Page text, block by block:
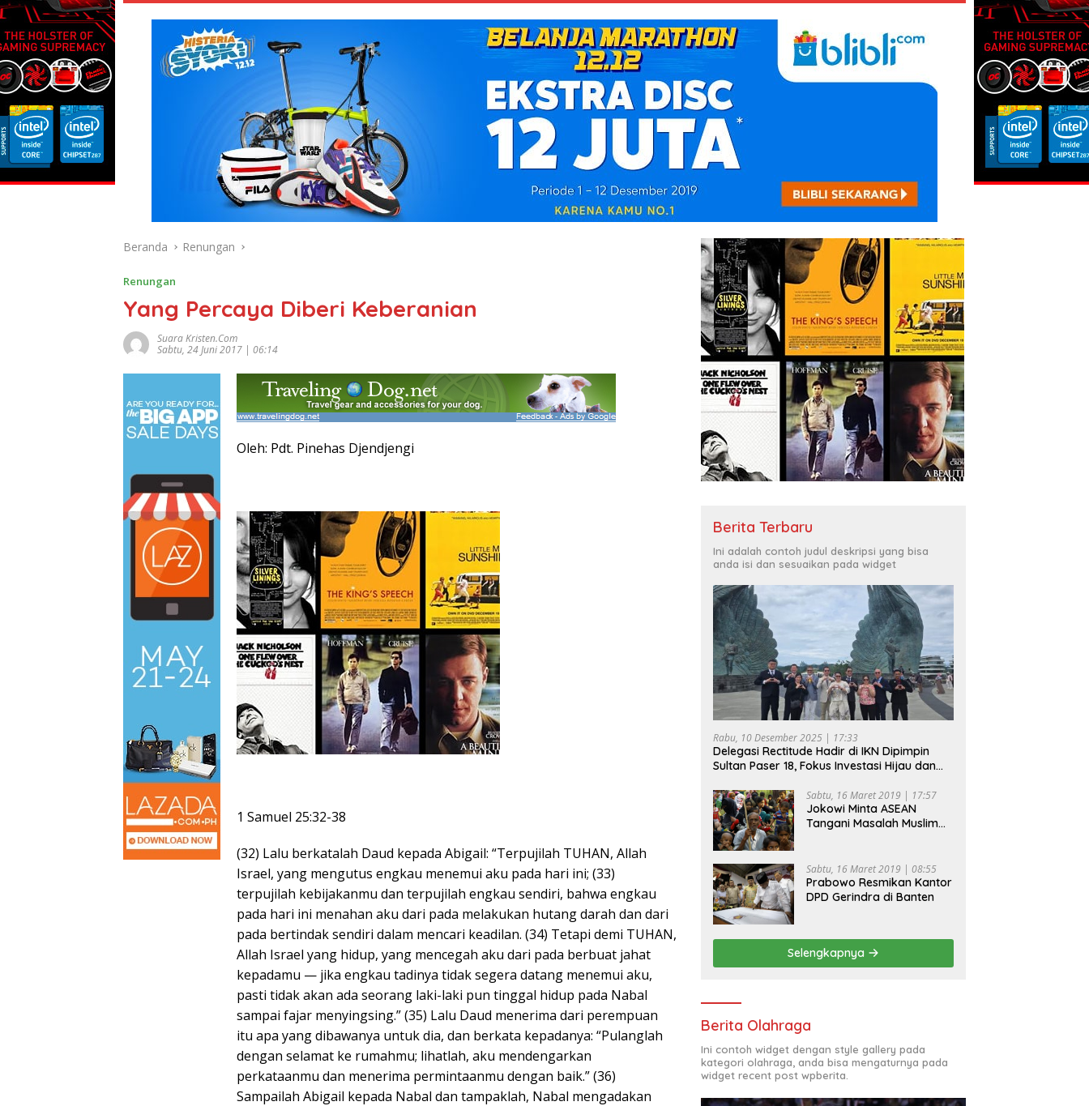
Beranda Renungan
Renungan
Yang Percaya Diberi Keberanian
Suara Kristen.com
Sabtu, 24 Juni 2017 | 06:14
Oleh: Pdt. Pinehas Djendjengi
1 Samuel 25:32-38
(32) Lalu berkatalah Daud kepada Abigail: “Terpujilah TUHAN, Allah
Israel, yang mengutus engkau menemui aku pada hari ini; (33)
terpujilah kebijakanmu dan terpujilah engkau sendiri, bahwa engkau
pada hari ini menahan aku dari pada melakukan hutang darah dan dari
pada bertindak sendiri dalam mencari keadilan. (34) Tetapi demi TUHAN,
Allah Israel yang hidup, yang mencegah aku dari pada berbuat jahat
kepadamu — jika engkau tadinya tidak segera datang menemui aku,
pasti tidak akan ada seorang laki-laki pun tinggal hidup pada Nabal
sampai fajar menyingsing.” (35) Lalu Daud menerima dari perempuan
itu apa yang dibawanya untuk dia, dan berkata kepadanya: “Pulanglah
dengan selamat ke rumahmu; lihatlah, aku mendengarkan
perkataanmu dan menerima permintaanmu dengan baik.” (36)
Sampailah Abigail kepada Nabal dan tampaklah, Nabal mengadakan
Berita Terbaru
Ini adalah contoh judul deskripsi yang bisa
anda isi dan sesuaikan pada widget
Rabu, 10 Desember 2025 | 17:33
Delegasi Rectitude Hadir di IKN Dipimpin
Sultan Paser 18, Fokus Investasi Hijau dan
Sabtu, 16 Maret 2019 | 17:57
Jokowi Minta ASEAN
Tangani Masalah Muslim
Sabtu, 16 Maret 2019 | 08:55
Prabowo Resmikan Kantor
DPD Gerindra di Banten
Selengkapnya
Berita Olahraga
Ini contoh widget dengan style gallery pada
kategori olahraga, anda bisa mengaturnya pada
widget recent post wpberita.